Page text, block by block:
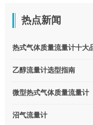
热点新闻
热式气体质量流量计十大
乙醇流量计选型指南
微型热式气体质量流量计
沼气流量计